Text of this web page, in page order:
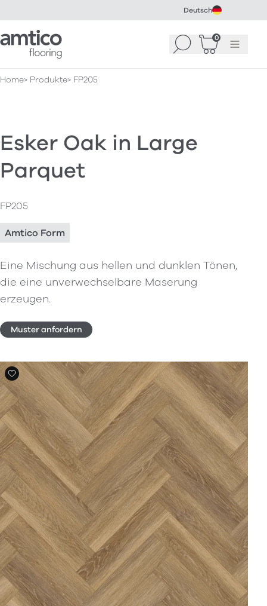
Deutsch
Amtico Flooring Suchen 0
WarenkorbMenü
Home Produkte FP205
Esker Oak in Large
Parquet
FP205
Amtico Form
Eine Mischung aus hellen und dunklen Tönen,
die eine unverwechselbare Maserung
erzeugen.
Muster anfordern